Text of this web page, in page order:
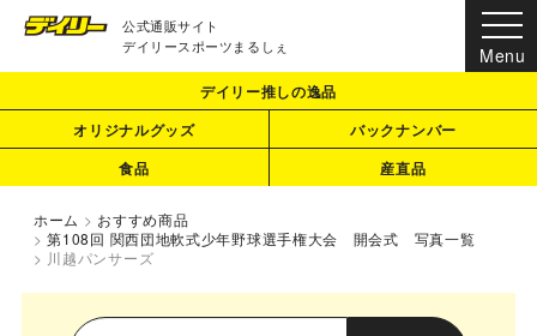
公式通販サイト
デイリースポーツまるしぇ
デイリー推しの逸品
オリジナルグッズ
バックナンバー
食品
産直品
ホーム > おすすめ商品
> 第108回 関西団地軟式少年野球選手権大会 開会式 写真一覧
> 川越パンサーズ